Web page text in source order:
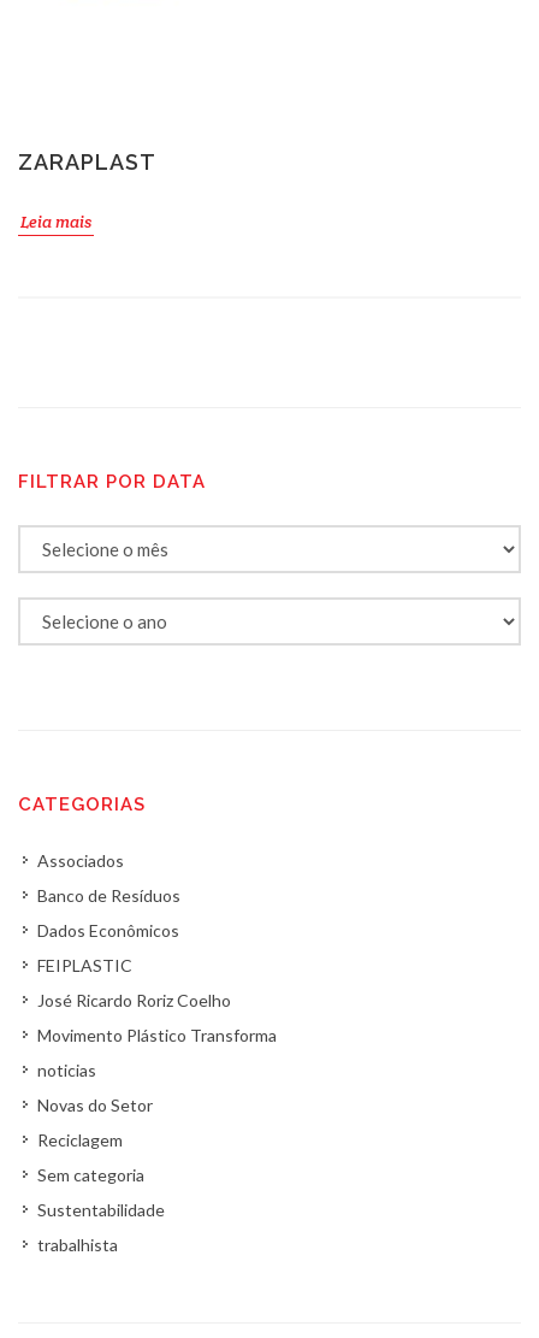
ZARAPLAST
Leia mais
FILTRAR POR DATA
CATEGORIAS
Associados
Banco de Resíduos
Dados Econômicos
FEIPLASTIC
José Ricardo Roriz Coelho
Movimento Plástico Transforma
noticias
Novas do Setor
Reciclagem
Sem categoria
Sustentabilidade
trabalhista